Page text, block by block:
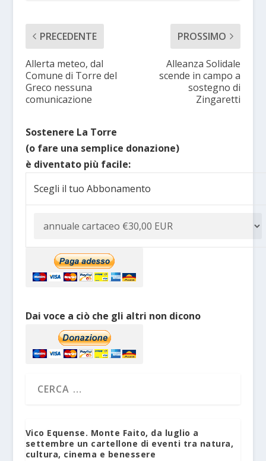
PRECEDENTE
Allerta meteo, dal
Comune di Torre del
Greco nessuna
comunicazione
PROSSIMO
Alleanza Solidale
scende in campo a
sostegno di
Zingaretti
Sostenere La Torre
(o fare una semplice donazione)
è diventato più facile:
Scegli il tuo Abbonamento
Dai voce a ciò che gli altri non dicono
Vico Equense. Monte Faito, da luglio a
settembre un cartellone di eventi tra natura,
cultura, cinema e benessere